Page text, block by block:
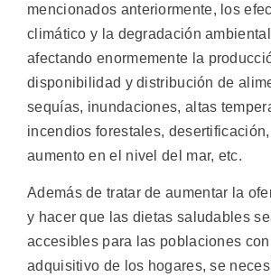
mencionados anteriormente, los
climático y la degradación
afectando enormemente la
disponibilidad y distribución de
sequías, inundaciones, altas
incendios forestales,
aumento en el nivel del mar, etc.
Además de tratar de aumentar la
y hacer que las dietas saludables
accesibles para las poblaciones
adquisitivo de los hogares, se